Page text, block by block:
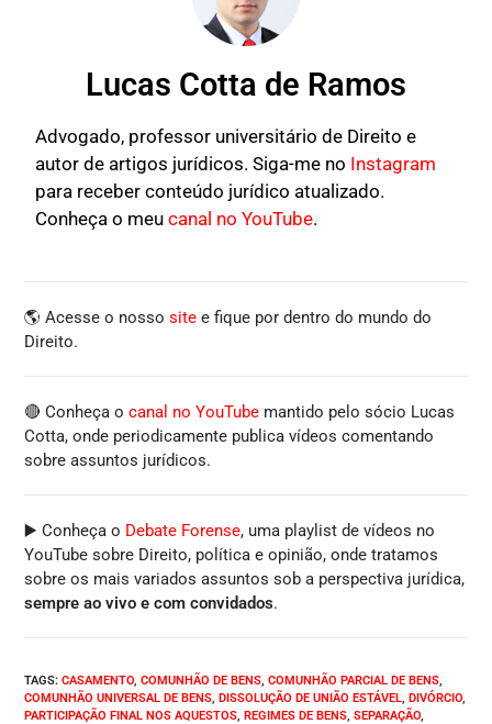
Lucas Cotta de Ramos
Advogado, professor universitário de Direito e
autor de artigos jurídicos. Siga-me no Instagram
para receber conteúdo jurídico atualizado.
Conheça o meucanal no YouTube.
🌎 Acesse o nossosite e fique por dentro do mundo do
Direito.
🔴 Conheça ocanal no YouTube mantido pelo sócio Lucas
Cotta, onde periodicamente publica vídeos comentando
sobre assuntos jurídicos.
▶️ Conheça o Debate Forense, uma playlist de vídeos no
YouTube sobre Direito, política e opinião, onde tratamos
sobre os mais variados assuntos sob a perspectiva jurídica,
sempre ao vivo e com convidados.
TAGS:CASAMENTO, COMUNHÃO DE BENS, COMUNHÃO PARCIAL DE BENS,
COMUNHÃO UNIVERSAL DE BENS, DISSOLUÇÃO DE UNIÃO ESTÁVEL, DIVÓRCIO,
PARTICIPAÇÃO FINAL NOS AQUESTOS, REGIMES DE BENS, SEPARAÇÃO,